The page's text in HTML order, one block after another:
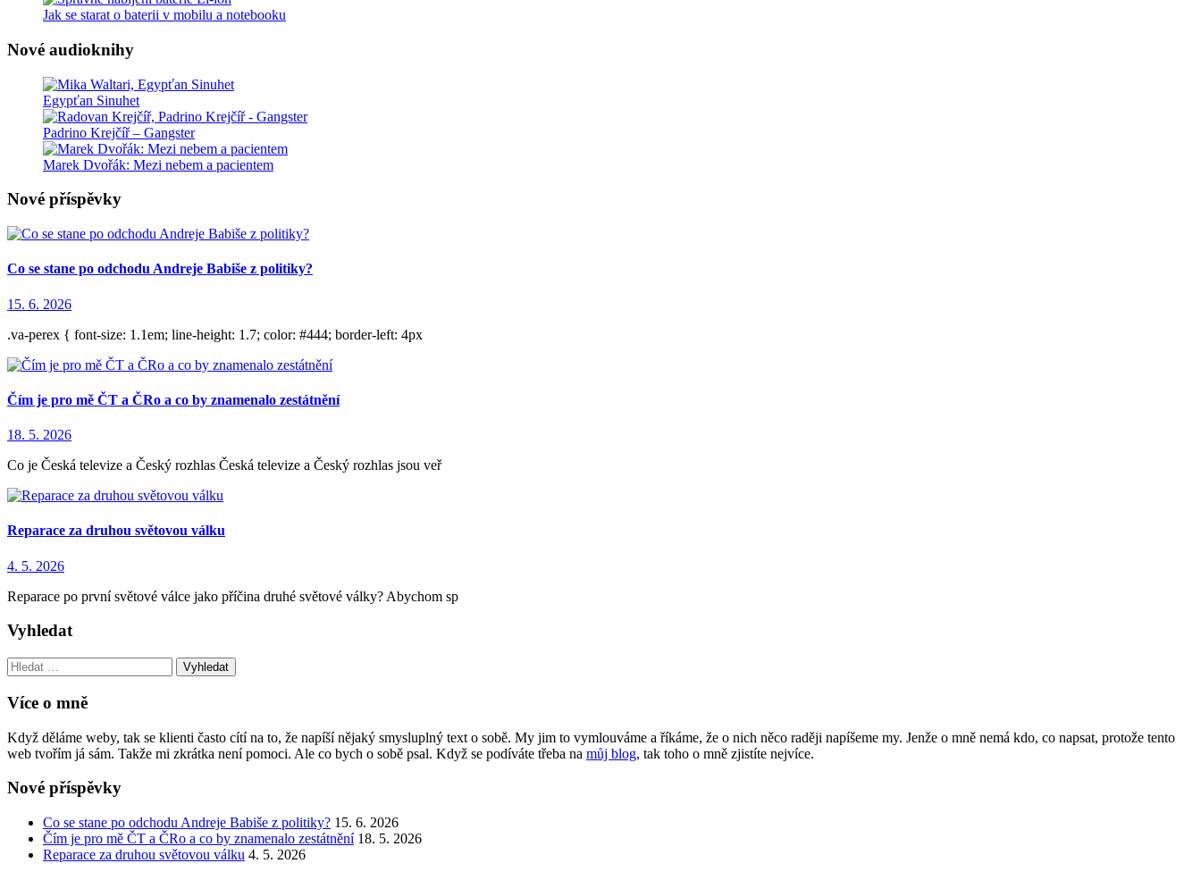
Jak se starat o baterii v mobilu a notebooku
Nové audioknihy
Egypťan Sinuhet
Padrino Krejčíř – Gangster
Marek Dvořák: Mezi nebem a pacientem
Nové příspěvky
Co se stane po odchodu Andreje Babiše z politiky?
15. 6. 2026
.va-perex { font-size: 1.1em; line-height: 1.7; color: #444; border-left: 4px
Čím je pro mě ČT a ČRo a co by znamenalo zestátnění
18. 5. 2026
Co je Česká televize a Český rozhlas Česká televize a Český rozhlas jsou veř
Reparace za druhou světovou válku
4. 5. 2026
Reparace po první světové válce jako příčina druhé světové války? Abychom sp
Vyhledat
Vyhledat:
Více o mně
Když děláme weby, tak se klienti často cítí na to, že napíší nějaký smysluplný text o sobě. My jim to vymlouváme a říkáme, že o nich něco raději napíšeme my. Jenže o mně nemá kdo, co napsat, protože tento
web tvořím já sám. Takže mi zkrátka není pomoci. Ale co bych o sobě psal. Když se podíváte třeba na můj blog, tak toho o mně zjistíte nejvíce.
Nové příspěvky
Co se stane po odchodu Andreje Babiše z politiky? 15. 6. 2026
Čím je pro mě ČT a ČRo a co by znamenalo zestátnění 18. 5. 2026
Reparace za druhou světovou válku 4. 5. 2026